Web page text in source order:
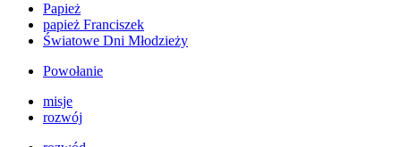
Papież
papież Franciszek
Światowe Dni Młodzieży
Powołanie
misje
rozwój